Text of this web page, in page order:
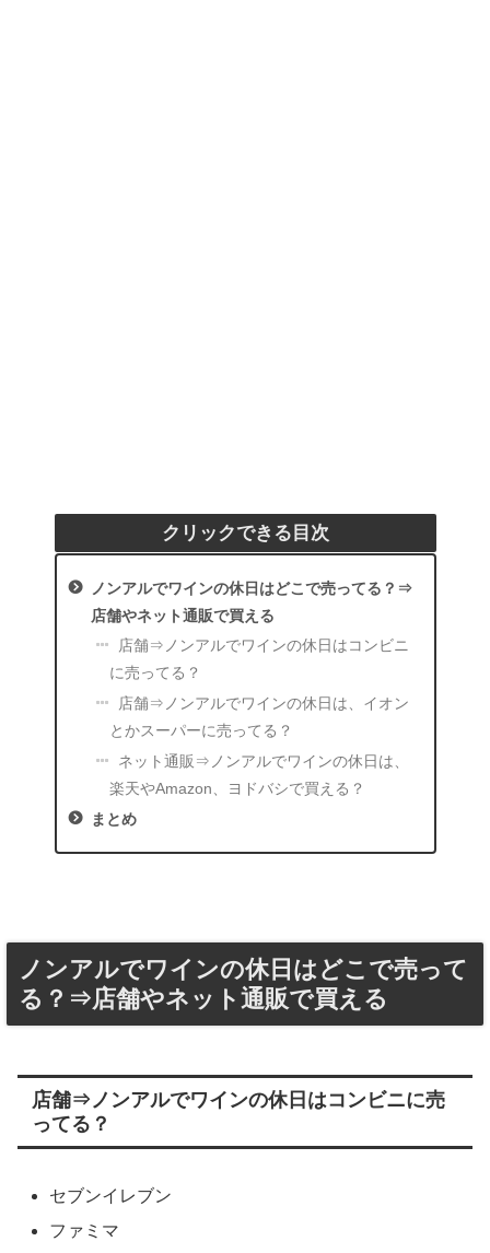
クリックできる目次
ノンアルでワインの休日はどこで売ってる？⇒
店舗やネット通販で買える
店舗⇒ノンアルでワインの休日はコンビニ
に売ってる？
店舗⇒ノンアルでワインの休日は、イオン
とかスーパーに売ってる？
ネット通販⇒ノンアルでワインの休日は、
楽天やAmazon、ヨドバシで買える？
まとめ
ノンアルでワインの休日はどこで売って
る？⇒店舗やネット通販で買える
店舗⇒ノンアルでワインの休日はコンビニに売
ってる？
セブンイレブン
ファミマ